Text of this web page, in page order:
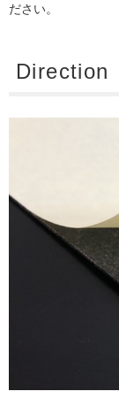
ださい。
Direction